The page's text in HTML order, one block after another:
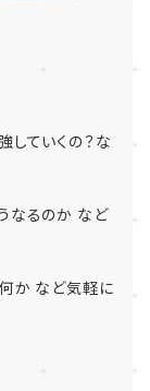
していくの？な
なるのか など
か など気軽に